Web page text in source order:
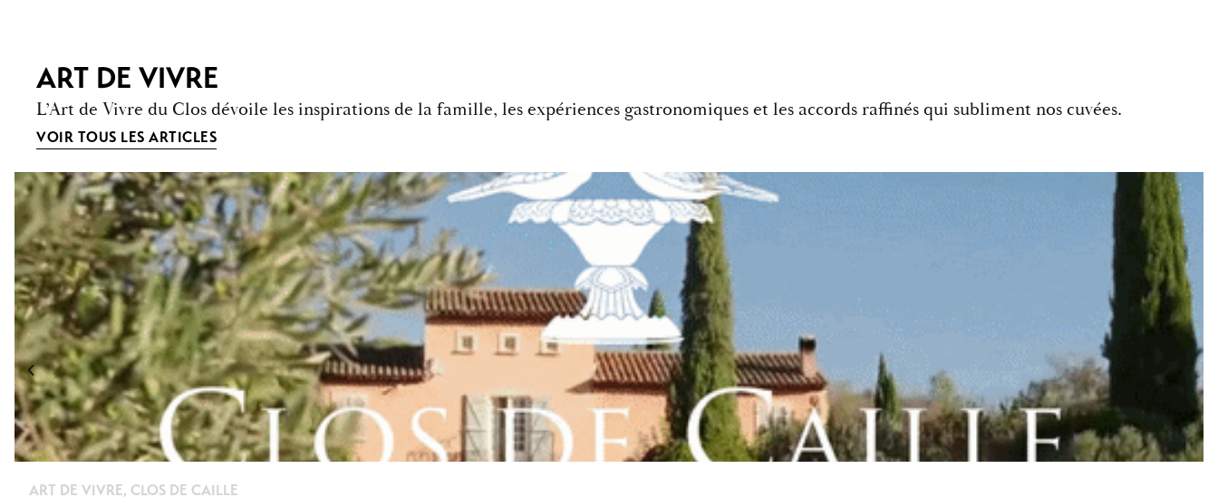
ART DE VIVRE
L’Art de Vivre du Clos dévoile les inspirations de la famille, les expériences gastronomiques et les accords raffinés qui subliment nos cuvées.
VOIR TOUS LES ARTICLES
ART DE VIVRE, CLOS DE CAILLE